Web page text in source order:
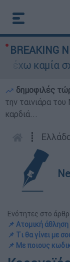
BREAKING
καμία σχέση
δημοφιλές
την ταινιάρα
καρδιά...
┋
Ενότητες στο
📌 Ατομική άθληση
📌 Tι θα γίνει με
📌 Με ποιους